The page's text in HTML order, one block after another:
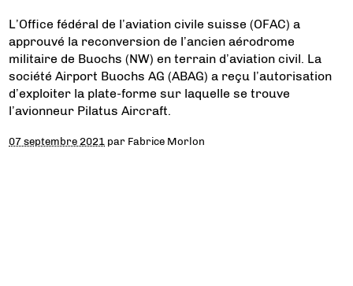
L’Office fédéral de l’aviation civile suisse (OFAC) a
approuvé la reconversion de l’ancien aérodrome
militaire de Buochs (NW) en terrain d’aviation civil. La
société Airport Buochs AG (ABAG) a reçu l’autorisation
d’exploiter la plate-forme sur laquelle se trouve
l’avionneur Pilatus Aircraft.
07 septembre 2021 par Fabrice Morlon